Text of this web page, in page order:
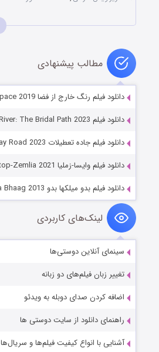
مطالب پیشنهادی
دانلود فیلم رنگ خارج از فضا Color Out of Space 2019
دانلود فیلم Big Sky River: The Bridal Path 2023
دانلود فیلم جاده تعطیلات Holiday Road 2023
دانلود فیلم وایسا-زملیا Stop-Zemlia 2021
دانلود فیلم بدو میلکها بدو Bhaag Milkha Bhaag 2013
لینک‌های کاربردی
سینمای آنلاین دوستی‌ها
تغییر زبان فیلم‌های دو زبانه
اضافه کردن صدای دوبله به ویدئو
راهنمای دانلود از سایت دوستی ها
آشنایی با انواع کیفیت فیلم‌ها و سریال‌ها